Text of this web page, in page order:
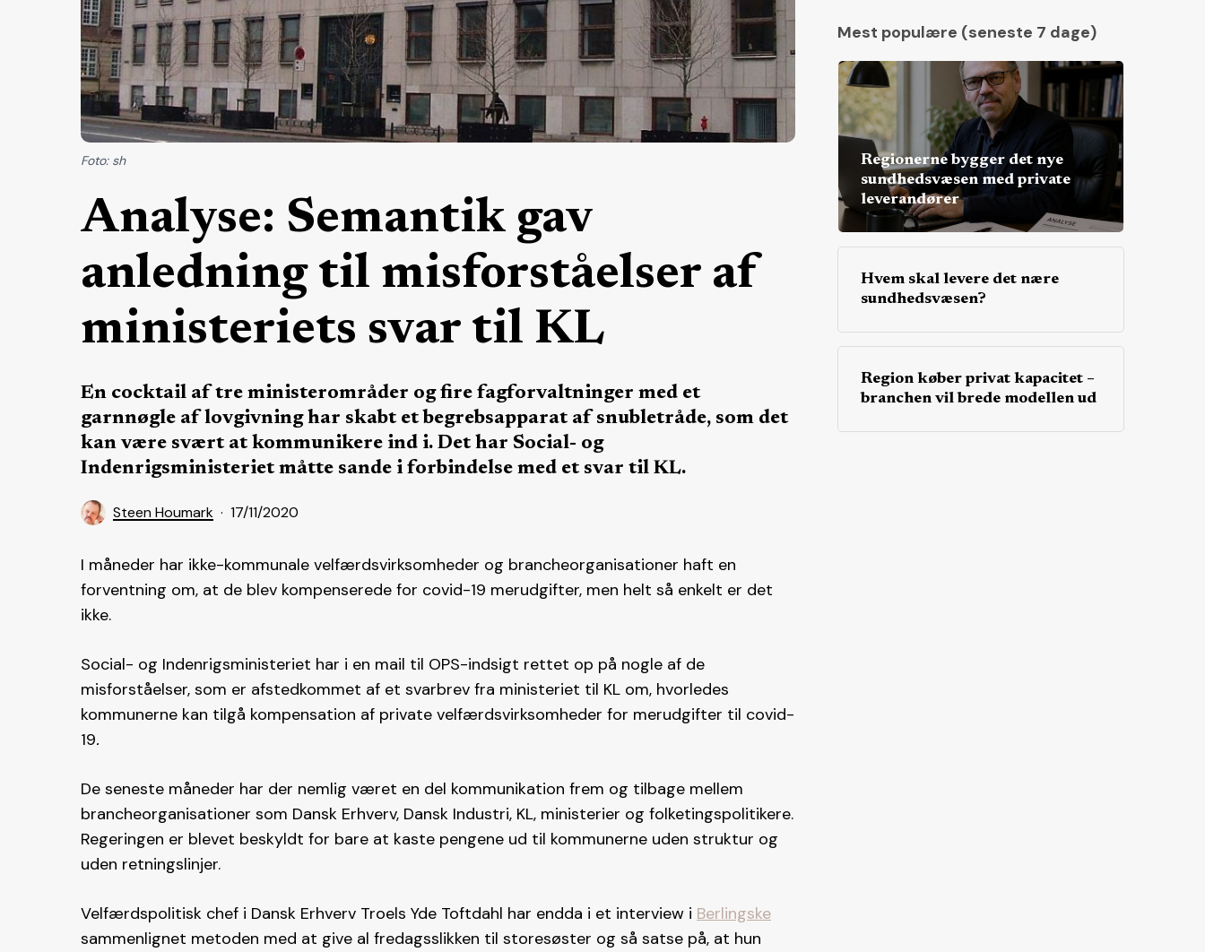
Analyse: Semantik gav
anledning til misforståelser af
ministeriets svar til KL
En cocktail af tre ministerområder og fire fagforvaltninger med et
garnnøgle af lovgivning har skabt et begrebsapparat af snubletråde, som det
kan være svært at kommunikere ind i. Det har Social- og
Indenrigsministeriet måtte sande i forbindelse med et svar til KL.
Steen Houmark 17/11/2020
Foto: sh
I måneder har ikke-kommunale velfærdsvirksomheder og brancheorganisationer haft en
forventning om, at de blev kompenserede for covid-19 merudgifter, men helt så enkelt er det
ikke.
Social- og Indenrigsministeriet har i en mail til OPS-indsigt rettet op på nogle af de
misforståelser, som er afstedkommet af et svarbrev fra ministeriet til KL om, hvorledes
kommunerne kan tilgå kompensation af private velfærdsvirksomheder for merudgifter til covid-
19.
De seneste måneder har der nemlig været en del kommunikation frem og tilbage mellem
brancheorganisationer som Dansk Erhverv, Dansk Industri, KL, ministerier og folketingspolitikere.
Regeringen er blevet beskyldt for bare at kaste pengene ud til kommunerne uden struktur og
uden retningslinjer.
Velfærdspolitisk chef i Dansk Erhverv Troels Yde Toftdahl har endda i et interview i Berlingske
sammenlignet metoden med at give al fredagsslikken til storesøster og så satse på, at hun
Mest populære (seneste 7 dage)
Regionerne bygger det nye
sundhedsvæsen med private
leverandører
Hvem skal levere det nære
sundhedsvæsen?
Region køber privat kapacitet –
branchen vil brede modellen ud